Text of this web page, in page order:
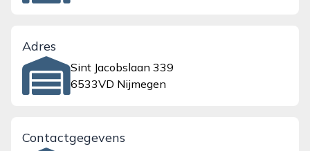
Adres
Sint Jacobslaan 339
6533VD Nijmegen
Contactgegevens